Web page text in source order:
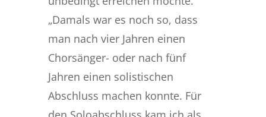
„Damals war es noch so, dass
man nach vier Jahren einen
Chorsänger- oder nach fünf
Jahren einen solistischen
Abschluss machen konnte. Für